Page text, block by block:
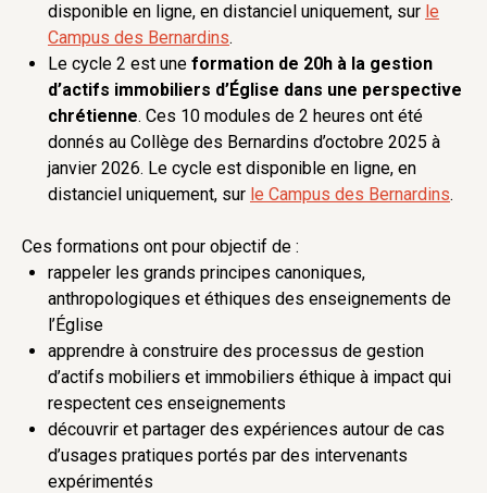
disponible en ligne, en distanciel uniquement, sur le
Campus des Bernardins.
Le cycle 2 est une formation de 20h à la gestion
d’actifs immobiliers d’Église dans une perspective
chrétienne. Ces 10 modules de 2 heures ont été
donnés au Collège des Bernardins d’octobre 2025 à
janvier 2026. Le cycle est disponible en ligne, en
distanciel uniquement, sur le Campus des Bernardins.
Ces formations ont pour objectif de :
rappeler les grands principes canoniques,
anthropologiques et éthiques des enseignements de
l’Église
apprendre à construire des processus de gestion
d’actifs mobiliers et immobiliers éthique à impact qui
respectent ces enseignements
découvrir et partager des expériences autour de cas
d’usages pratiques portés par des intervenants
expérimentés